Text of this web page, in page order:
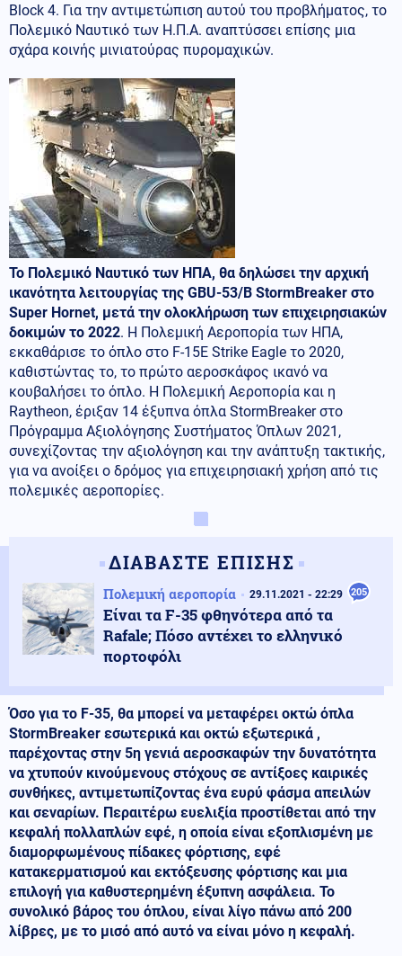
Block 4. Για την αντιμετώπιση αυτού του προβλήματος, το
Πολεμικό Ναυτικό των Η.Π.Α. αναπτύσσει επίσης μια
σχάρα κοινής μινιατούρας πυρομαχικών.
Το Πολεμικό Ναυτικό των ΗΠΑ, θα δηλώσει την αρχική
ικανότητα λειτουργίας της GBU-53/B StormBreaker στο
Super Hornet, μετά την ολοκλήρωση των επιχειρησιακών
δοκιμών το 2022. Η Πολεμική Αεροπορία των ΗΠΑ,
εκκαθάρισε το όπλο στο F-15E Strike Eagle το 2020,
καθιστώντας το, το πρώτο αεροσκάφος ικανό να
κουβαλήσει το όπλο. Η Πολεμική Αεροπορία και η
Raytheon, έριξαν 14 έξυπνα όπλα StormBreaker στο
Πρόγραμμα Αξιολόγησης Συστήματος Όπλων 2021,
συνεχίζοντας την αξιολόγηση και την ανάπτυξη τακτικής,
για να ανοίξει ο δρόμος για επιχειρησιακή χρήση από τις
πολεμικές αεροπορίες.
ΔΙΑΒΑΣΤΕ ΕΠΙΣΗΣ
Πολεμική αεροπορία 29.11.2021 - 22:29 205
Είναι τα F-35 φθηνότερα από τα
Rafale; Πόσο αντέχει το ελληνικό
πορτοφόλι
Όσο για το F-35, θα μπορεί να μεταφέρει οκτώ όπλα
StormBreaker εσωτερικά και οκτώ εξωτερικά ,
παρέχοντας στην 5η γενιά αεροσκαφών την δυνατότητα
να χτυπούν κινούμενους στόχους σε αντίξοες καιρικές
συνθήκες, αντιμετωπίζοντας ένα ευρύ φάσμα απειλών
και σεναρίων. Περαιτέρω ευελιξία προστίθεται από την
κεφαλή πολλαπλών εφέ, η οποία είναι εξοπλισμένη με
διαμορφωμένους πίδακες φόρτισης, εφέ
κατακερματισμού και εκτόξευσης φόρτισης και μια
επιλογή για καθυστερημένη έξυπνη ασφάλεια. Το
συνολικό βάρος του όπλου, είναι λίγο πάνω από 200
λίβρες, με το μισό από αυτό να είναι μόνο η κεφαλή.